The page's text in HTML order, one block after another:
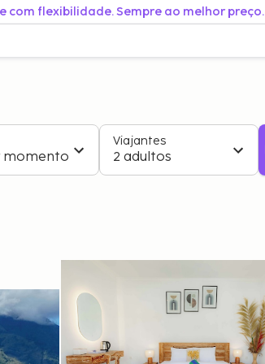
com flexibilidade. Sempre ao melhor preço.
momento
Viajantes
2 adultos